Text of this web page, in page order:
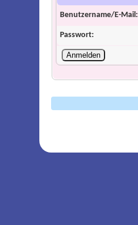
Benutzername/E-Mail:
Passwort: